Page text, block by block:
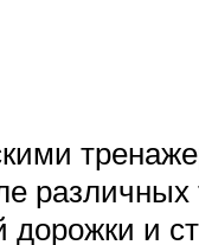
дорожки и